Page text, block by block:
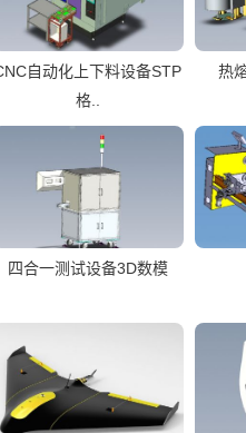
自动化上下料设备STP
格..
热
四合一测试设备3D数模